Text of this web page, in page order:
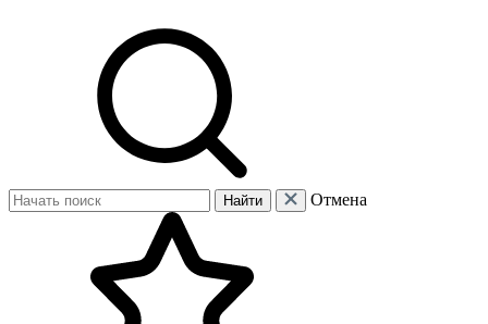
Найти Отмена